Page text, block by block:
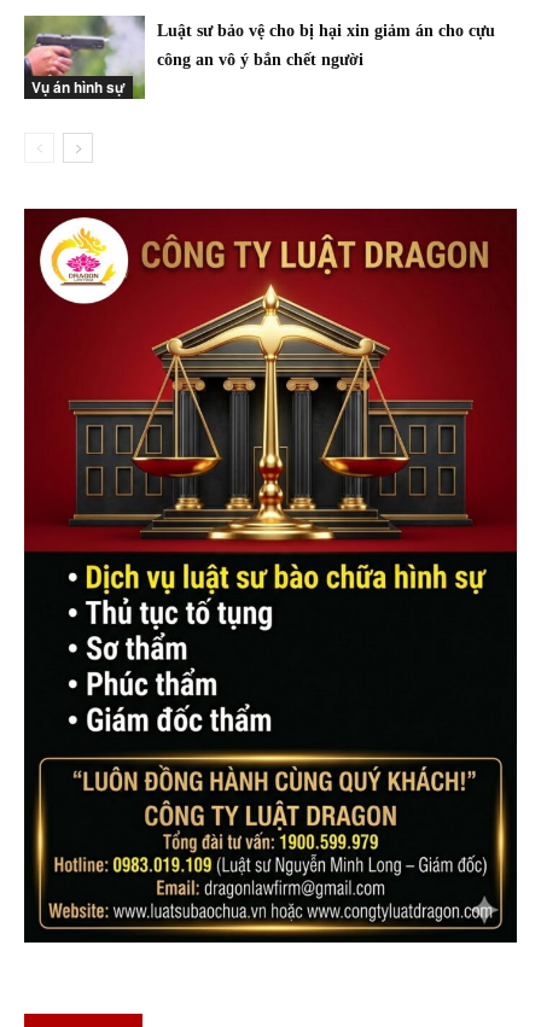
Vụ án hình sự
Luật sư bảo vệ cho bị hại xin giảm án cho cựu
công an vô ý bắn chết người